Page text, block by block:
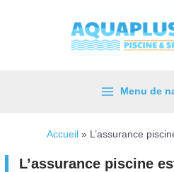
Menu
Menu de
Accueil » L’assurance
L’assurance piscine